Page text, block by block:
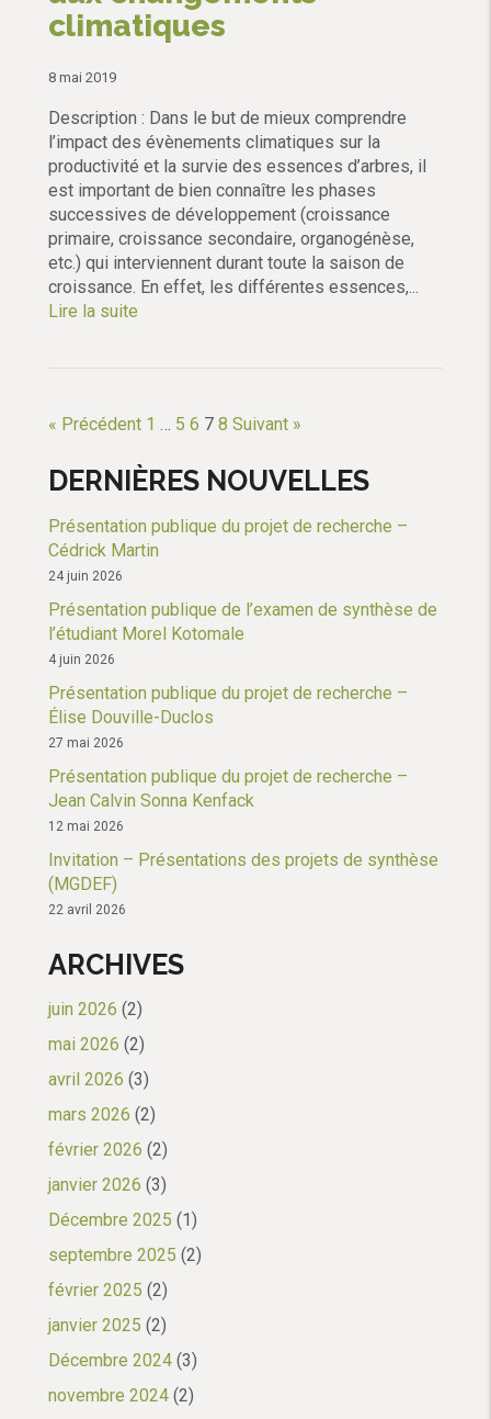
climatiques
8 mai 2019
Description : Dans le but de mieux comprendre
l’impact des évènements climatiques sur la
productivité et la survie des essences d’arbres, il
est important de bien connaître les phases
successives de développement (croissance
primaire, croissance secondaire, organogénèse,
etc.) qui interviennent durant toute la saison de
croissance. En effet, les différentes essences,...
Lire la suite
« Précédent 1 … 5 6 7 8 Suivant »
DERNIÈRES NOUVELLES
Présentation publique du projet de recherche –
Cédrick Martin
24 juin 2026
Présentation publique de l’examen de synthèse de
l’étudiant Morel Kotomale
4 juin 2026
Présentation publique du projet de recherche –
Élise Douville-Duclos
27 mai 2026
Présentation publique du projet de recherche –
Jean Calvin Sonna Kenfack
12 mai 2026
Invitation – Présentations des projets de synthèse
(MGDEF)
22 avril 2026
ARCHIVES
juin 2026 (2)
mai 2026 (2)
avril 2026 (3)
mars 2026 (2)
février 2026 (2)
janvier 2026 (3)
Décembre 2025 (1)
septembre 2025 (2)
février 2025 (2)
janvier 2025 (2)
Décembre 2024 (3)
novembre 2024 (2)